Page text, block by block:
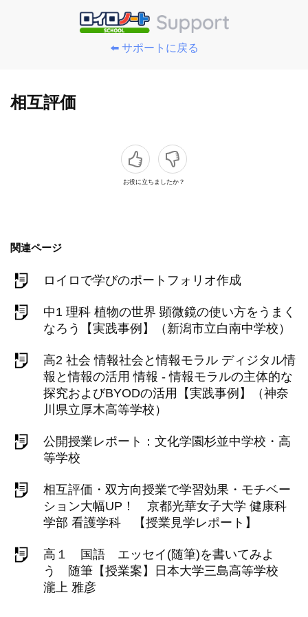
⬅️ サポートに戻る
相互評価
お役に立ちましたか？
関連ページ
ロイロで学びのポートフォリオ作成
中1 理科 植物の世界 顕微鏡の使い方をうまく
なろう【実践事例】（新潟市立白南中学校）
高2 社会 情報社会と情報モラル ディジタル情
報と情報の活用 情報 - 情報モラルの主体的な
探究およびBYODの活用【実践事例】（神奈
川県立厚木高等学校）
公開授業レポート：文化学園杉並中学校・高
等学校
相互評価・双方向授業で学習効果・モチベー
ション大幅UP！ 京都光華女子大学 健康科
学部 看護学科 【授業見学レポート】
高１ 国語 エッセイ(随筆)を書いてみよ
う 随筆【授業案】日本大学三島高等学校
瀧上 雅彦